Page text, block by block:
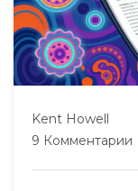
Kent Howell
9 Комментарии